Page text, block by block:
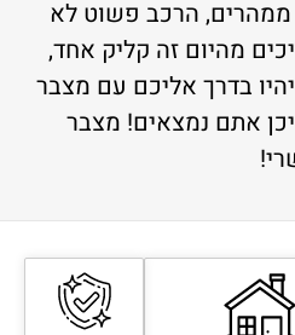
ממהרים, הרכב פשוט לא
מהיום זה קליק אחד,
בדרך אליכם עם מצבר
אתם נמצאים! מצבר